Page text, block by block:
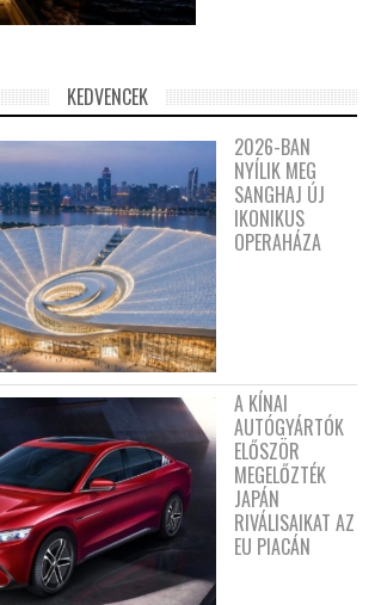
KEDVENCEK
2026-BAN
NYÍLIK MEG
SANGHAJ ÚJ
IKONIKUS
OPERAHÁZA
A KÍNAI
AUTÓGYÁRTÓK
ELŐSZÖR
MEGELŐZTÉK
JAPÁN
RIVÁLISAIKAT AZ
EU PIACÁN